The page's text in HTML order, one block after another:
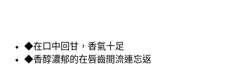
◆在口中回甘，香氣十足
◆香醇濃郁的在唇齒間流連忘返